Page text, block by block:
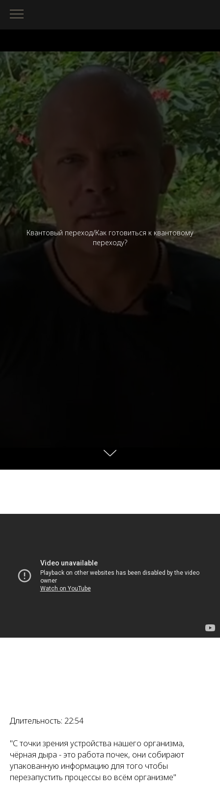
Квантовый переход/Как готовиться к квантовому
переходу?
Длительность: 22:54
"С точки зрения устройства нашего организма,
чёрная дыра - это работа почек, они собирают
упакованную информацию для того чтобы
перезапустить процессы во всём организме"